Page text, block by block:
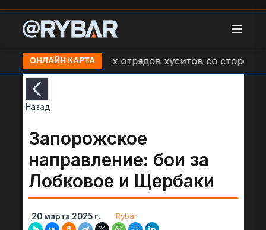
ОНЛАЙН КАРТА
наступающих отрядов хуситов со стороны
Назад
Запорожское
направление: бои за
Лобковое и Щербаки
20 марта 2025 г. Rybar